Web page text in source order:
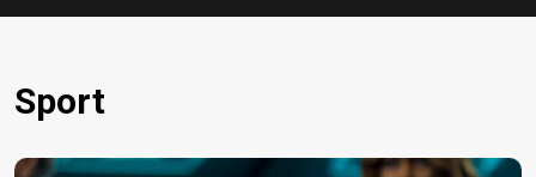
Sport